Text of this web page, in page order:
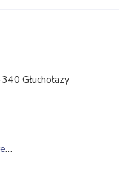
Głuchołazy
https://creatronic.eu